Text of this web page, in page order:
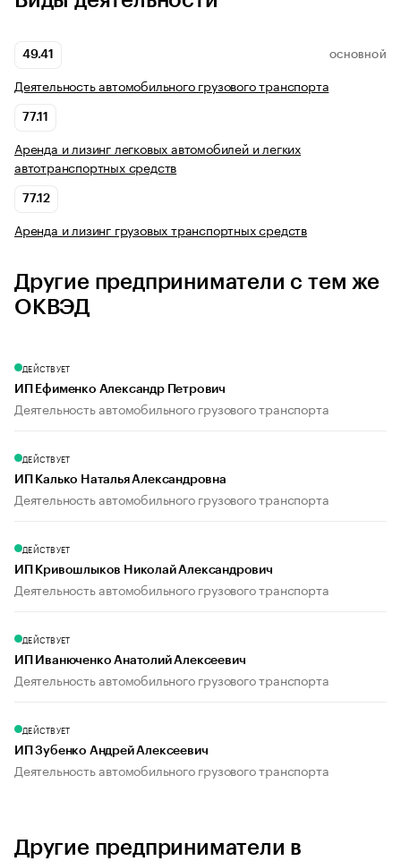
49.41 ОСНОВНОЙ
Деятельность автомобильного грузового транспорта
77.11
Аренда и лизинг легковых автомобилей и легких
автотранспортных средств
77.12
Аренда и лизинг грузовых транспортных средств
Другие предприниматели с тем же
ОКВЭД
ДЕЙСТВУЕТ
ИП Ефименко Александр Петрович
Деятельность автомобильного грузового транспорта
ДЕЙСТВУЕТ
ИП Калько Наталья Александровна
Деятельность автомобильного грузового транспорта
ДЕЙСТВУЕТ
ИП Кривошлыков Николай Александрович
Деятельность автомобильного грузового транспорта
ДЕЙСТВУЕТ
ИП Иванюченко Анатолий Алексеевич
Деятельность автомобильного грузового транспорта
ДЕЙСТВУЕТ
ИП Зубенко Андрей Алексеевич
Деятельность автомобильного грузового транспорта
Другие предприниматели в